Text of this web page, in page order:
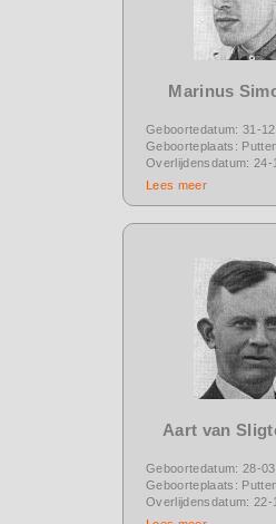
Marinus
Geboortedatum: 31-
Geboorteplaats:
Overlijdensdatum: 24-
Lees meer
Aart van
Geboortedatum: 28-
Geboorteplaats:
Overlijdensdatum: 22-